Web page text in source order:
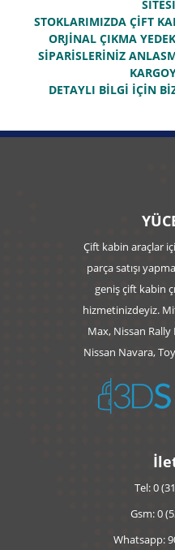
STOKLARIMIZDA ÇİFT
ORJİNAL ÇIKMA
SİPARİSLERİNİZ
DETAYLI BİLGİ İÇİN
Çift kabin araçlar
parça satışı
geniş çift kabin
hizmetinizdeyiz.
Max, Nissan
Nissan Navara,
Tel: 0
Gsm: 0
Whatsapp: